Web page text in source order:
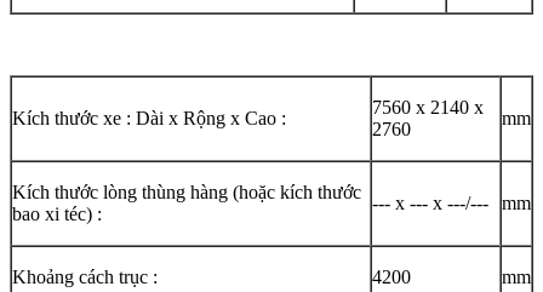
Kích thước xe : Dài x Rộng x Cao :
7560 x 2140 x
2760
mm
Kích thước lòng thùng hàng (hoặc kích thước
bao xi téc) :
--- x --- x ---/--- mm
Khoảng cách trục : 4200 mm